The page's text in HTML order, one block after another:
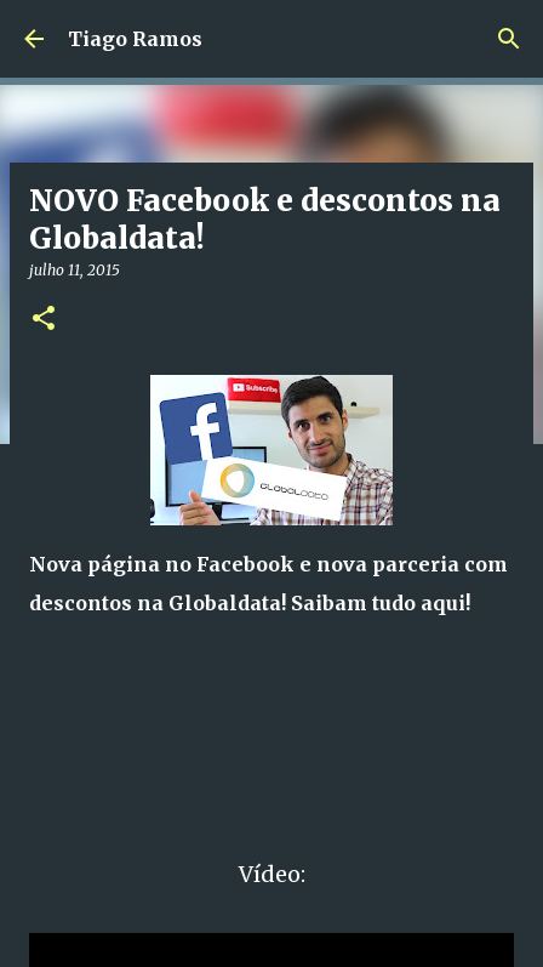
Avançar para o conteúdo principal
Tiago Ramos
NOVO Facebook e descontos na
Globaldata!
julho 11, 2015
Nova página no Facebook e nova parceria com
descontos na Globaldata! Saibam tudo aqui!
Vídeo: